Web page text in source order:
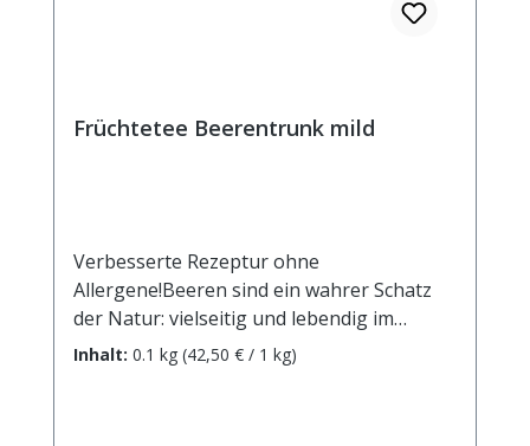
Früchtetee Beerentrunk mild
Verbesserte Rezeptur ohne
Allergene!Beeren sind ein wahrer Schatz
der Natur: vielseitig und lebendig im
Geschmack - in dieser bunten Mischung
Inhalt: 0.1 kg (42,50 € / 1 kg)